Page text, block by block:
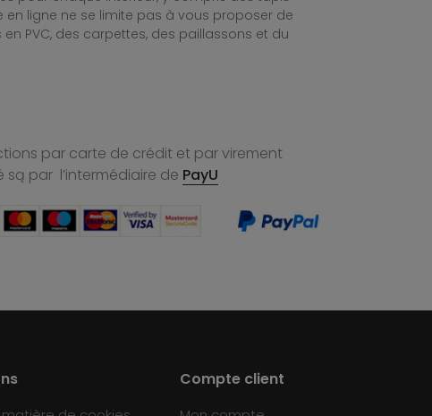
ligne ne se limite pas à vous proposer de
PVC, des carpettes, des paillassons et du
par carte de crédit et par virement
są par l’intermédiaire de PayU
Compte client